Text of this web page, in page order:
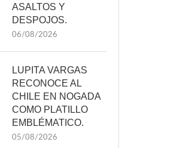
ASALTOS Y
DESPOJOS.
06/08/2026
LUPITA VARGAS
RECONOCE AL
CHILE EN NOGADA
COMO PLATILLO
EMBLÉMATICO.
05/08/2026